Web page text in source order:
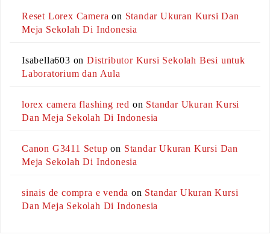
Reset Lorex Camera on Standar Ukuran Kursi Dan
Meja Sekolah Di Indonesia
Isabella603 onDistributor Kursi Sekolah Besi untuk
Laboratorium dan Aula
lorex camera flashing red on Standar Ukuran Kursi
Dan Meja Sekolah Di Indonesia
Canon G3411 Setup on Standar Ukuran Kursi Dan
Meja Sekolah Di Indonesia
sinais de compra e venda on Standar Ukuran Kursi
Dan Meja Sekolah Di Indonesia